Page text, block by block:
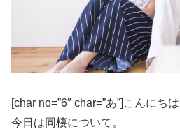
[char no=”6″ char=”あ”]こんにち
今日は同棲について。